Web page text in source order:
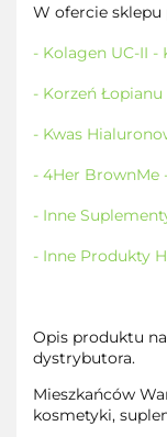
W ofercie sklepu
- Kolagen UC-II -
- Korzeń Łopianu
- Kwas
- 4Her BrownMe
- Inne
- Inne Produkty
Opis produktu
dystrybutora.
Mieszkańców
kosmetyki,